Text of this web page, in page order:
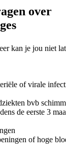
over
kan je jou niet
of virale
bvb
de eerste 3
of hoge